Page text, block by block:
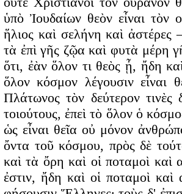
ὑπὸ Ἰουδαίων θεὸν εἶναι
ἥλιος καὶ σελήνη καὶ
τὰ ἐπὶ γῆς ζῷα καὶ φυτὰ μέρη
ὅτι, ἐὰν ὅλον τι θεὸς ᾖ, ἤδη
ὅλον κόσμον λέγουσιν εἶναι
Πλάτωνος τὸν δεύτερον
τοιούτους, ἐπεὶ τὸ ὅλον ὁ
ὡς εἶναι θεῖα οὐ μόνον
ὄντα τοῦ κόσμου, πρὸς δὲ
καὶ τὰ ὄρη καὶ οἱ ποταμοὶ καὶ
ἐστιν, ἤδη καὶ οἱ ποταμοὶ